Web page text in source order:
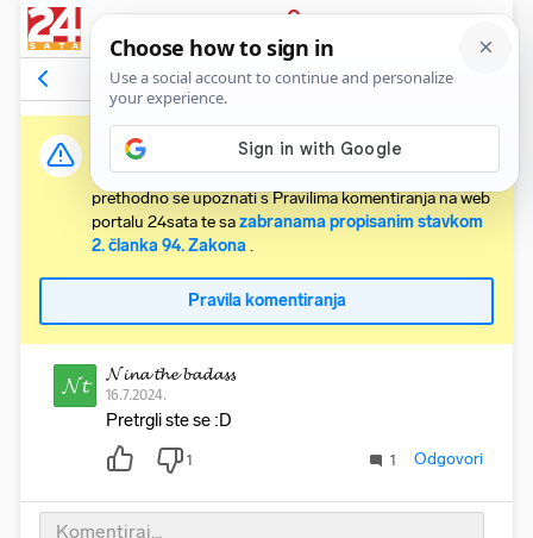
PRIJAVA
Komentari2 Relevantni
Važna obavijest:
Svaki korisnik koji želi komentirati članke obvezan je
prethodno se upoznati s Pravilima komentiranja na web
portalu 24sata te sazabranama propisanim stavkom
2. članka 94. Zakona .
Pravila komentiranja
𝓝𝓽 𝓝𝓲𝓷𝓪 𝓽𝓱𝓮 𝓫𝓪𝓭𝓪𝓼𝓼
16.7.2024.
Pretrgli ste se :D
1 1 Odgovori